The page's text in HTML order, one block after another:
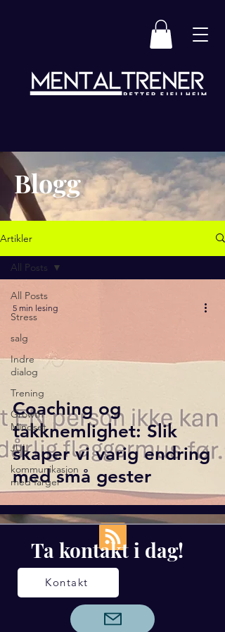
Blogg
Artikler
All Posts
Stress
salg
Indre
dialog
Trening
Growth
Mindset
JUL
kommunikasjon
med farger
All Posts
Coaching og
takknemlighet: Slik
skaper vi varig endring
med små gester
5 min lesing
Ta kontakt i dag!
Kontakt